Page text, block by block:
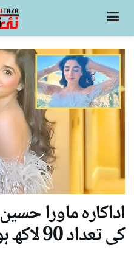
اداکارہ ماورا
کی تعداد 90 لاکھ ہو گئی